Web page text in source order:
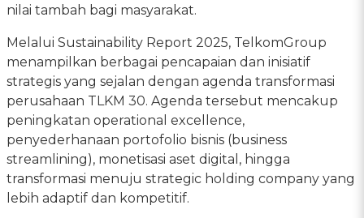
nilai tambah bagi masyarakat.
Melalui Sustainability Report 2025, TelkomGroup
menampilkan berbagai pencapaian dan inisiatif
strategis yang sejalan dengan agenda transformasi
perusahaan TLKM 30. Agenda tersebut mencakup
peningkatan operational excellence,
penyederhanaan portofolio bisnis (business
streamlining), monetisasi aset digital, hingga
transformasi menuju strategic holding company yang
lebih adaptif dan kompetitif.